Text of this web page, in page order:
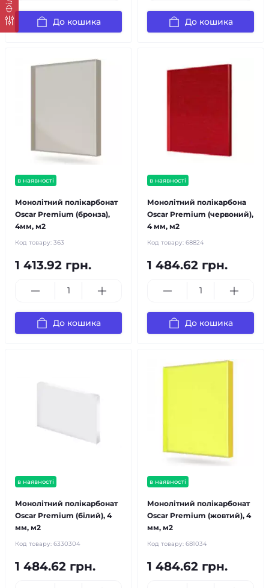
До кошика До кошика
в наявності
Монолітний полікарбонат
Oscar Premium (бронза),
4мм, м2
Код товару: 363
1 413.92 грн.
До кошика
в наявності
Монолітний полікарбона
Oscar Premium (червоний),
4 мм, м2
Код товару: 68824
1 484.62 грн.
До кошика
в наявності
Монолітний полікарбонат
Oscar Premium (білий), 4
мм, м2
Код товару: 6330304
1 484.62 грн.
в наявності
Монолітний полікарбонат
Oscar Premium (жовтий), 4
мм, м2
Код товару: 681034
1 484.62 грн.